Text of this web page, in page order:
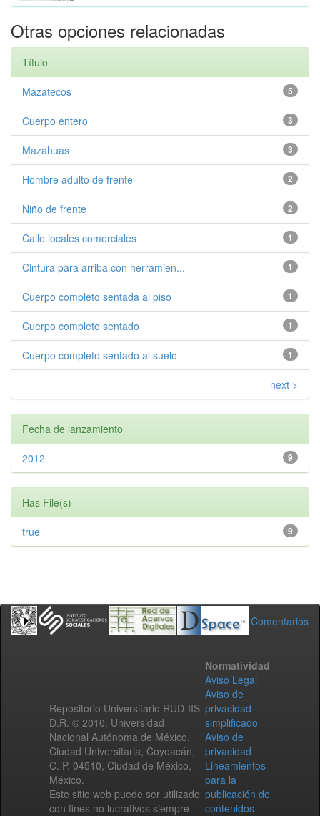
Otras opciones relacionadas
Título
5
Mazatecos
3
Cuerpo entero
3
Mazahuas
2
Hombre adulto de frente
2
Niño de frente
1
Calle locales comerciales
1
Cintura para arriba con herramien...
1
Cuerpo completo sentada al piso
1
Cuerpo completo sentado
1
Cuerpo completo sentado al suelo
next >
Fecha de lanzamiento
9
2012
Has File(s)
9
true
Comentarios
Repositorio Universitario RUD-IIS
D.R. © 2010. Universidad
Nacional Autónoma de México.
Ciudad Universitaria, Coyoacán,
C. P. 04510, Ciudad de México,
México.
Este sitio web puede ser utilizado
con fines no lucrativos siempre
Normatividad
Aviso Legal
Aviso de
privacidad
simplificado
Aviso de
privacidad
Lineamientos
para la
publicación de
contenidos